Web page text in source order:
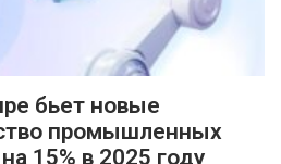
бьет новые
промышленных
15% в 2025 году